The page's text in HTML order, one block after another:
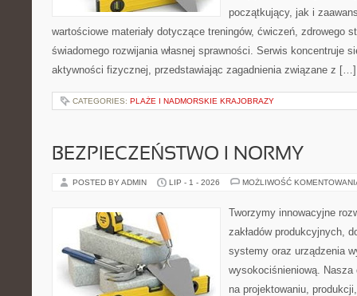
początkujący, jak i
wartościowe materiały dotyczące treningów, ćwiczeń, zdrowego
świadomego rozwijania własnej sprawności. Serwis koncentruje
aktywności fizycznej, przedstawiając zagadnienia związane z […]
CATEGORIES: PLAŻE I NADMORSKIE KRAJOBRAZY
BEZPIECZEŃSTWO I NORMY
POSTED BY ADMIN LIP - 1 - 2026 MOŻLIWOŚĆ
Tworzymy innowacyjne
zakładów produkcyjnych,
systemy oraz urządzenia
wysokociśnieniową. Nasza
na projektowaniu,